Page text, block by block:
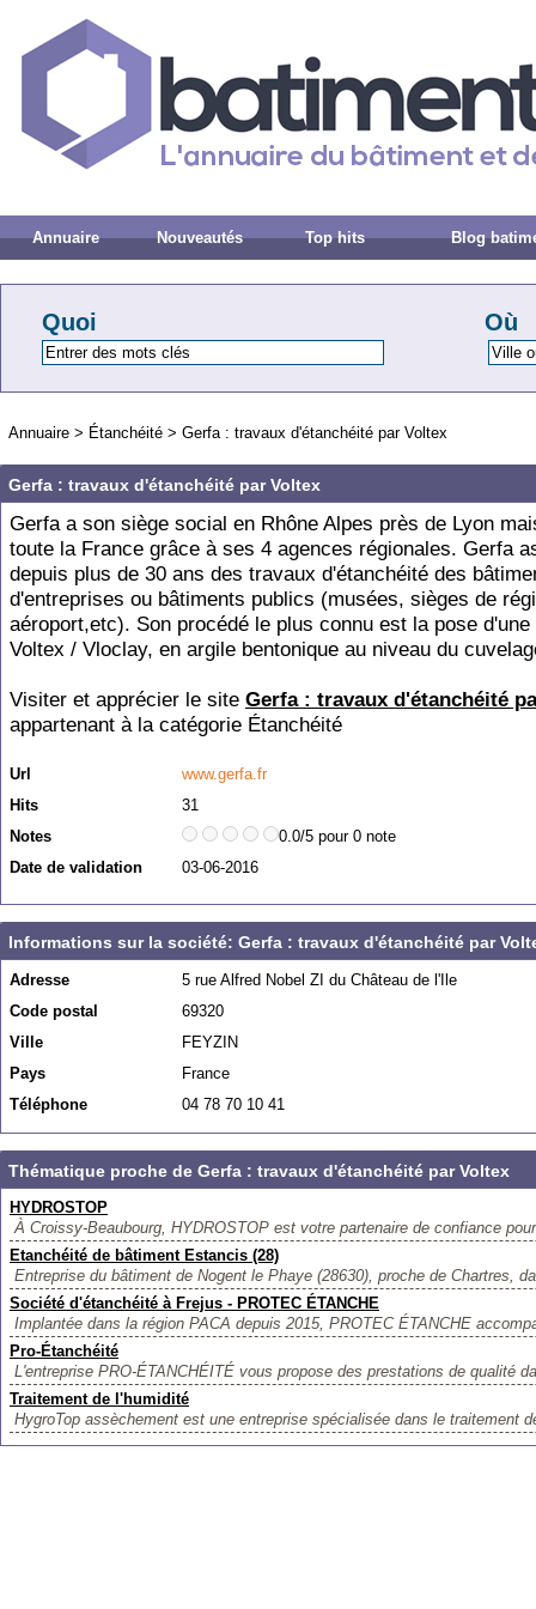
Annuaire Nouveautés Top hits Blog
Quoi Où
Annuaire > Étanchéité > Gerfa : travaux d'étanchéité par Voltex
Gerfa : travaux d'étanchéité par Voltex
Gerfa a son siège social en Rhône Alpes près de Lyon
toute la France grâce à ses 4 agences régionales. Gerfa
depuis plus de 30 ans des travaux d'étanchéité des
d'entreprises ou bâtiments publics (musées, sièges de
aéroport,etc). Son procédé le plus connu est la pose d'une
Voltex / Vloclay, en argile bentonique au niveau du
Visiter et apprécier le site Gerfa : travaux d'étanchéité
appartenant à la catégorie Étanchéité
Url
www.gerfa.fr
Hits
31
Notes
0.0/5 pour 0 note
Date de validation
03-06-2016
Informations sur la société: Gerfa : travaux d'étanchéité par
Adresse
5 rue Alfred Nobel ZI du Château de l'Ile
Code postal
69320
Ville
FEYZIN
Pays
France
Téléphone
04 78 70 10 41
Thématique proche de Gerfa : travaux d'étanchéité par Voltex
HYDROSTOP
À Croissy-Beaubourg, HYDROSTOP est votre partenaire de confiance
Etanchéité de bâtiment Estancis (28)
Entreprise du bâtiment de Nogent le Phaye (28630), proche de Chartres,
Société d'étanchéité à Frejus - PROTEC ÉTANCHE
Implantée dans la région PACA depuis 2015, PROTEC ÉTANCHE
Pro-Étanchéité
L'entreprise PRO-ÉTANCHÉITÉ vous propose des prestations de qualité
Traitement de l'humidité
HygroTop assèchement est une entreprise spécialisée dans le traitement